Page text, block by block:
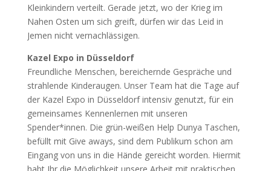
Kleinkindern verteilt. Gerade jetzt, wo der Krieg im
Nahen Osten um sich greift, dürfen wir das Leid in
Jemen nicht vernachlässigen.
Kazel Expo in Düsseldorf
Freundliche Menschen, bereichernde Gespräche und
strahlende Kinderaugen. Unser Team hat die Tage auf
der Kazel Expo in Düsseldorf intensiv genutzt, für ein
gemeinsames Kennenlernen mit unseren
Spender*innen. Die grün-weißen Help Dunya Taschen,
befüllt mit Give aways, sind dem Publikum schon am
Eingang von uns in die Hände gereicht worden. Hiermit